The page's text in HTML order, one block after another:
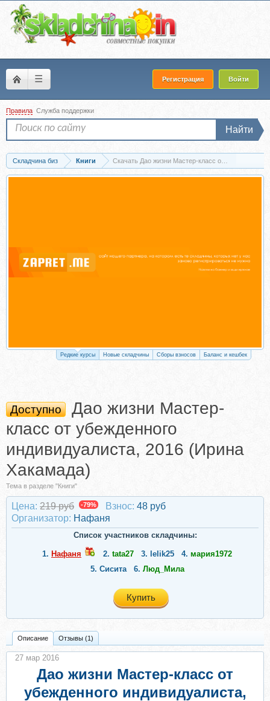
☰ Регистрация Войти
Правила Служба поддержки
Найти
Складчина биз Книги Скачать Дао жизни Мастер-класс от убежденного
Редкие курсы Новые складчины Сборы взносов Баланс и кешбек
Доступно
Дао жизни Мастер-
класс от убежденного
индивидуалиста, 2016 (Ирина
Хакамада)
Тема в разделе "Книги"
Цена: 219 руб -79% Взнос: 48 руб
Организатор: Нафаня
Список участников складчины:
1. Нафаня 2. tata27 3. lelik25 4. мария1972
5. Сисита 6. Люд_Мила
Купить
Описание Отзывы (1)
Дао жизни Мастер-класс от
убежденного индивидуалиста,
27 мар 2016